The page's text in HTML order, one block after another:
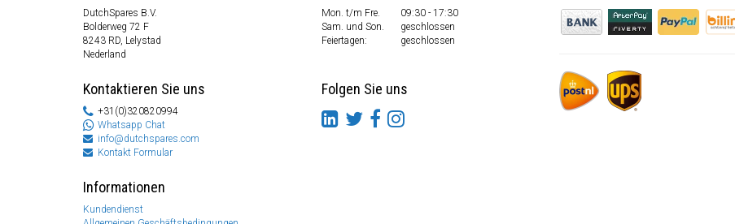
DutchSpares B.V.
Bolderweg 72 F
8243 RD, Lelystad
Nederland
Kontaktieren Sie uns
+31(0)320820994
Whatsapp Chat
info@dutchspares.com
Kontakt Formular
Informationen
Kundendienst
Mon. t/m Fre.
09:30 - 17:30
Sam. und Son.
geschlossen
Feiertagen:
geschlossen
Folgen Sie uns